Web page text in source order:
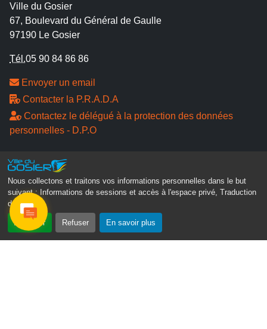
Nous collectons et traitons vos informations personnelles dans le but
suivant :
Informations de sessions et accès à l'espace privé, Traduction
des pages .
Accepter Refuser En savoir plus
Ville du Gosier
67, Boulevard du Général de Gaulle
97190 Le Gosier
Tél.05 90 84 86 86
Envoyer un email
Contacter la P.R.A.D.A
Contactez le délégué à la protection des données
personnelles - D.P.O
Suivez-nous